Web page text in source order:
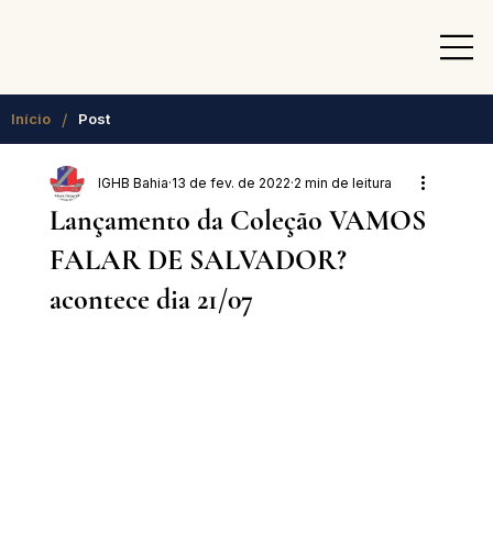
Início / Post
Lançamento da Coleção VAMOS
FALAR DE SALVADOR?
acontece dia 21/07
IGHB Bahia 13 de fev. de 2022 2 min de leitura